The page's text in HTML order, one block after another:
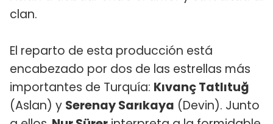
clan.
El reparto de esta producción está
encabezado por dos de las estrellas más
importantes de Turquía: Kıvanç Tatlıtuğ
(Aslan) y Serenay Sarıkaya (Devin). Junto